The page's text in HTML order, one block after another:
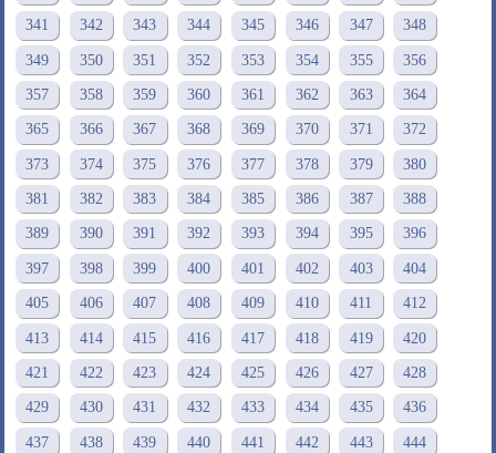
341 342 343 344 345 346 347 348
349 350 351 352 353 354 355 356
357 358 359 360 361 362 363 364
365 366 367 368 369 370 371 372
373 374 375 376 377 378 379 380
381 382 383 384 385 386 387 388
389 390 391 392 393 394 395 396
397 398 399 400 401 402 403 404
405 406 407 408 409 410 411 412
413 414 415 416 417 418 419 420
421 422 423 424 425 426 427 428
429 430 431 432 433 434 435 436
437 438 439 440 441 442 443 444